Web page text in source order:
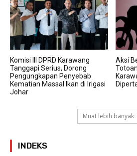
Komisi III DPRD Karawang
Tanggapi Serius, Dorong
Pengungkapan Penyebab
Kematian Massal Ikan di Irigasi
Johar
Aksi
Muat lebih banyak
INDEKS